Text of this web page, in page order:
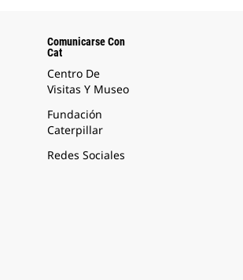
Comunicarse Con
Cat
Centro De
Visitas Y Museo
Fundación
Caterpillar
Redes Sociales